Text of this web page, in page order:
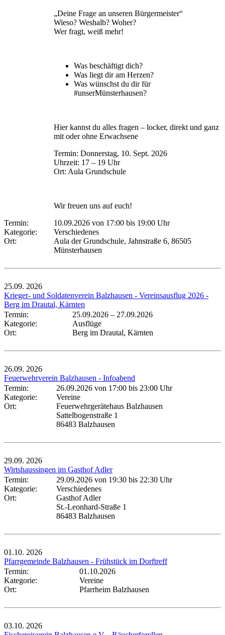
„Deine Frage an unseren Bürgermeister“
Wieso? Weshalb? Woher?
Wer fragt, weiß mehr!
Was beschäftigt dich?
Was liegt dir am Herzen?
Was wünschst du dir für
#unserMünsterhausen?
Hier kannst du alles fragen – locker, direkt und ganz
mit oder ohne Erwachsene
Termin: Donnerstag, 10. Sept. 2026
Uhrzeit: 17 – 19 Uhr
Ort: Aula Grundschule
Wir freuen uns auf euch!
Termin:
10.09.2026 von 17:00 bis 19:00 Uhr
Kategorie:
Verschiedenes
Ort:
Aula der Grundschule, Jahnstraße 6, 86505
Münsterhausen
25.09. 2026
Krieger- und Soldatenverein Balzhausen - Vereinsausflug 2026 -
Berg im Drautal, Kärnten
Termin:
25.09.2026 – 27.09.2026
Kategorie:
Ausflüge
Ort:
Berg im Drautal, Kärnten
26.09. 2026
Feuerwehrverein Balzhausen - Infoabend
Termin:
26.09.2026 von 17:00 bis 23:00 Uhr
Kategorie:
Vereine
Ort:
Feuerwehrgerätehaus Balzhausen
Sattelbogenstraße 1
86483 Balzhausen
29.09. 2026
Wirtshaussingen im Gasthof Adler
Termin:
29.09.2026 von 19:30 bis 22:30 Uhr
Kategorie:
Verschiedenes
Ort:
Gasthof Adler
St.-Leonhard-Straße 1
86483 Balzhausen
01.10. 2026
Pfarrgemeinde Balzhausen - Frühstück im Dorftreff
Termin:
01.10.2026
Kategorie:
Vereine
Ort:
Pfarrheim Balzhausen
03.10. 2026